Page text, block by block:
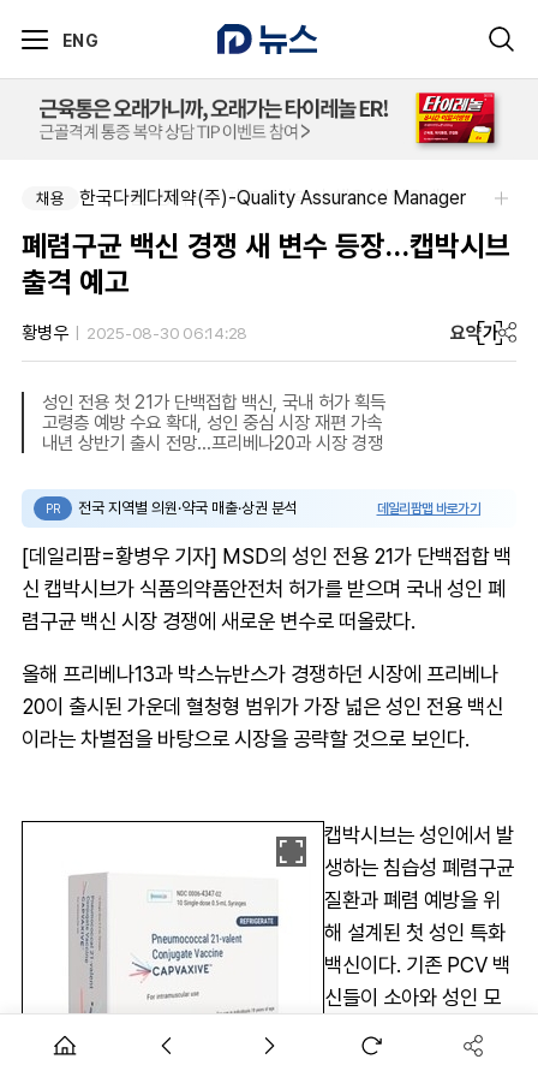
ENG
채용 아주약품-평택공장 제조관리약사 채용(신입우대)
채용 한국다케다제약(주)-Quality Assurance Manager
폐렴구균 백신 경쟁 새 변수 등장…캡박시브
출격 예고
황병우 2025-08-30 06:14:28 요약가
성인 전용 첫 21가 단백접합 백신, 국내 허가 획득
고령층 예방 수요 확대, 성인 중심 시장 재편 가속
내년 상반기 출시 전망…프리베나20과 시장 경쟁
PR 전국 지역별 의원·약국 매출·상권 분석 데일리팜맵 바로가기
[데일리팜=황병우 기자] MSD의 성인 전용 21가 단백접합 백
신 캡박시브가 식품의약품안전처 허가를 받으며 국내 성인 폐
렴구균 백신 시장 경쟁에 새로운 변수로 떠올랐다.
올해 프리베나13과 박스뉴반스가 경쟁하던 시장에 프리베나
20이 출시된 가운데 혈청형 범위가 가장 넓은 성인 전용 백신
이라는 차별점을 바탕으로 시장을 공략할 것으로 보인다.
캡박시브는 성인에서 발
생하는 침습성 폐렴구균
질환과 폐렴 예방을 위
해 설계된 첫 성인 특화
백신이다. 기존 PCV 백
신들이 소아와 성인 모
두를 대상으로 했던 것
과 달리, 성인 집단의 역